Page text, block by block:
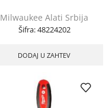
Milwaukee Alati Srbija
Šifra:48224202
DODAJ U ZAHTEV